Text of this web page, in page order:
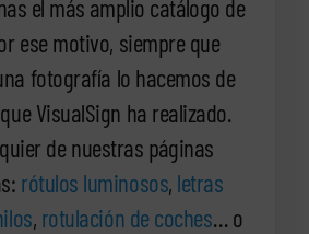
el más amplio catálogo de
ese motivo, siempre que
fotografía lo hacemos de
VisualSign ha realizado.
de nuestras páginas
rótulos luminosos, letras
, rotulación de coches… o